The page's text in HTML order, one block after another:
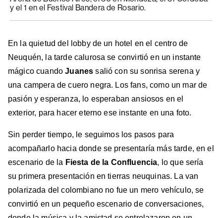
y el 1 en el Festival Bandera de Rosario.
En la quietud del lobby de un hotel en el centro de
Neuquén, la tarde calurosa se convirtió en un instante
mágico cuandoJuanessalió con su sonrisa serena y
una campera de cuero negra. Los fans, como un mar de
pasión y esperanza, lo esperaban ansiosos en el
exterior, para hacer eterno ese instante en una foto.
Sin perder tiempo, le seguimos los pasos para
acompañarlo hacia donde se presentaría más tarde, en el
escenario de la Fiesta de la Confluencia, lo que sería
su primera presentación en tierras neuquinas. La van
polarizada del colombiano no fue un mero vehículo, se
convirtió en un pequeño escenario de conversaciones,